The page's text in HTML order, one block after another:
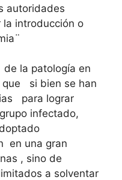
autoridades
la introducción o
la patología en
si bien se han
para lograr
infectado,
en una gran
, sino de
a solventar